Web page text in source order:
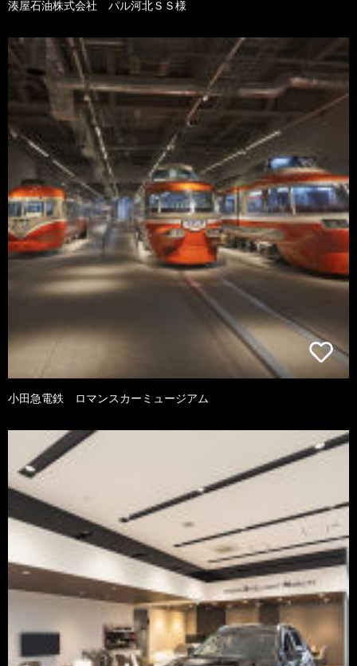
湊屋石油株式会社 パル河北ＳＳ様
小田急電鉄 ロマンスカーミュージアム